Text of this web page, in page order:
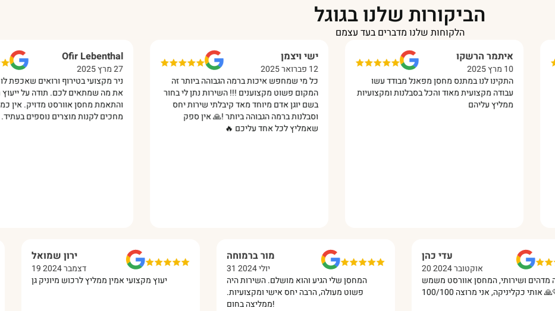
הביקורות שלנו בגוגל
הלקוחות שלנו מדברים בעד עצמם
איתמר הרשקו
התקינו לנו במתנס מחסן מפאנל מבודד עשו
עבודה מקצועית מאוד והכל בסבלנות ומקצועיות
ממליץ עליהם
ישי ויצמן
כל מי שמחפש איכות ברמה הגבוהה ביותר זה
המקום פשוט מקצוענים !!! השירות נתן לי בחור
בשם יוגן אדם מיוחד מאד קיבלתי שירות יחס
וסבלנות ברמה הגבוהה ביותר !🙏 אין ספק
שאמליץ לכל אחד עליכם 🔥‏
Ofir Lebenthal
ניר מקצועי בטירוף ורואים שאכפת לו
את מה שמתאים לכם. תודה על ייעוץ
והתאמת מחסן אוורסט מדויק. אין כמוכם!
מחכים לקנות מוצרים נוספים בעתיד. 😊‏
ירון שמואל
19 דצמבר 2024
יעוץ מקצועי אמין ממליץ לרכוש מיוניק גן
מור ברמוחה
31 יולי 2024
המחסן שלי הגיע והוא מושלם. השירות היה
פשוט מעולה, הרבה יחס אישי ומקצועיות.
ממליצה בחום!
עדי כהן
20 אוקטובר 2024
היה מדהים ושירותי, המחסן אוורסט משמש
אותי כקליניקה, אני מרוצה 100/100 🙏🩷‏